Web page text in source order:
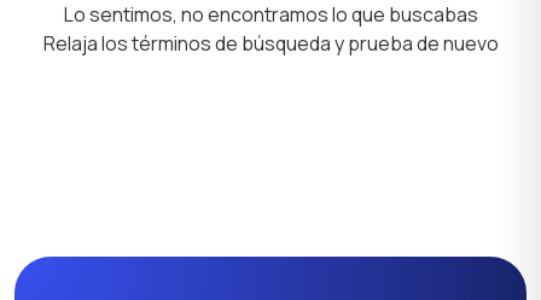
Lo sentimos, no encontramos lo que buscabas
Relaja los términos de búsqueda y prueba de nuevo